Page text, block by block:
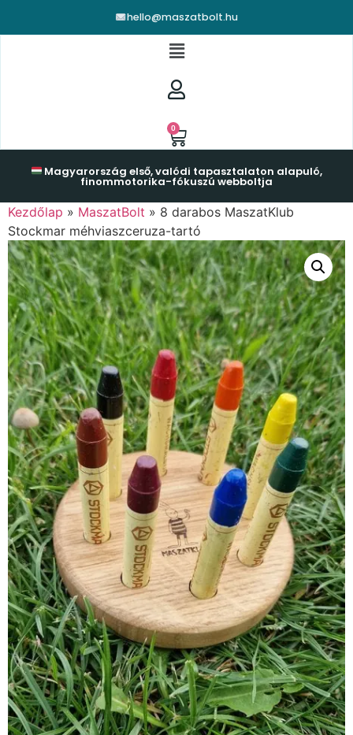
hello@maszatbolt.hu
0
Magyarország első, valódi tapasztalaton alapuló,
finommotorika-fókuszú webboltja
Kezdőlap » MaszatBolt » 8 darabos MaszatKlub
Stockmar méhviaszceruza-tartó